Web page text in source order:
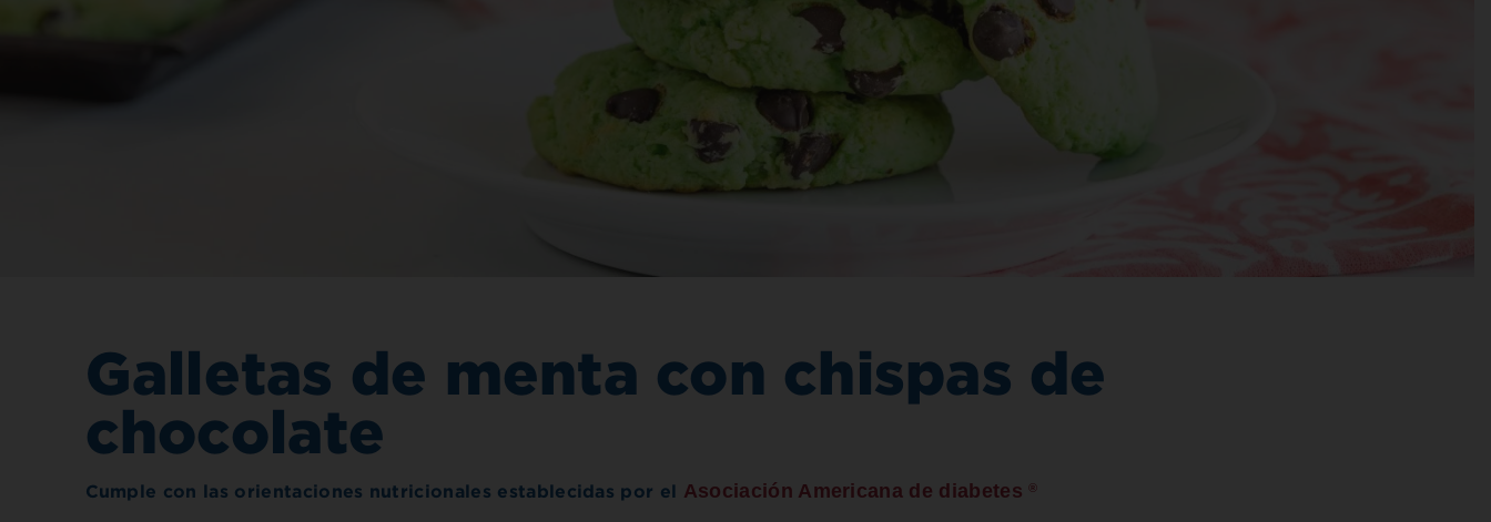
Galletas de menta con chispas de
chocolate
Cumple con las orientaciones nutricionales establecidas por el Asociación Americana de diabetes ®